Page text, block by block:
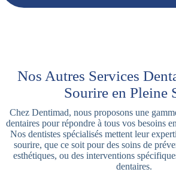
Nos Autres Services
Sourire en Pleine
Chez Dentimad, nous proposons une
dentaires pour répondre à tous vos besoins
Nos dentistes spécialisés mettent leur
sourire, que ce soit pour des soins de
esthétiques, ou des interventions
dentaires.